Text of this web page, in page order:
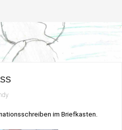
im Briefkasten.